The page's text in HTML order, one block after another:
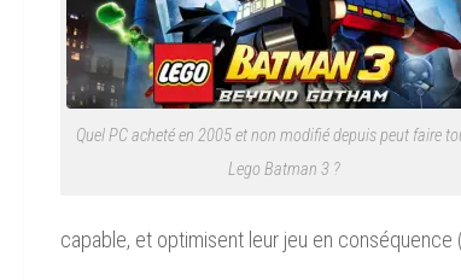
Quel PC acheté en 2005 et non modifié depuis peut faire
Lego Batman 3 ?
capable, et optimisent leur jeu en conséquence